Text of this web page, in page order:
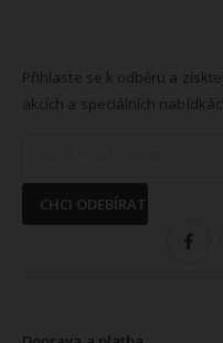
Přihlaste se k odběru a
akcích a speciálních
CHCI ODEBÍRAT